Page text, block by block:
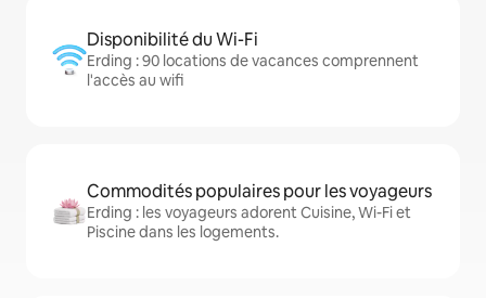
Disponibilité du Wi-Fi
Erding : 90 locations de vacances comprennent
l'accès au wifi
Commodités populaires pour les voyageurs
Erding : les voyageurs adorent Cuisine, Wi-Fi et
Piscine dans les logements.